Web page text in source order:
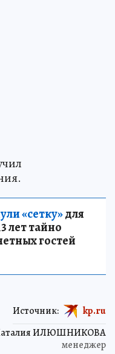
«сетку»для
лет тайно
гостей
ИЛЮШНИКОВА
менеджер
Источник: kp.ru